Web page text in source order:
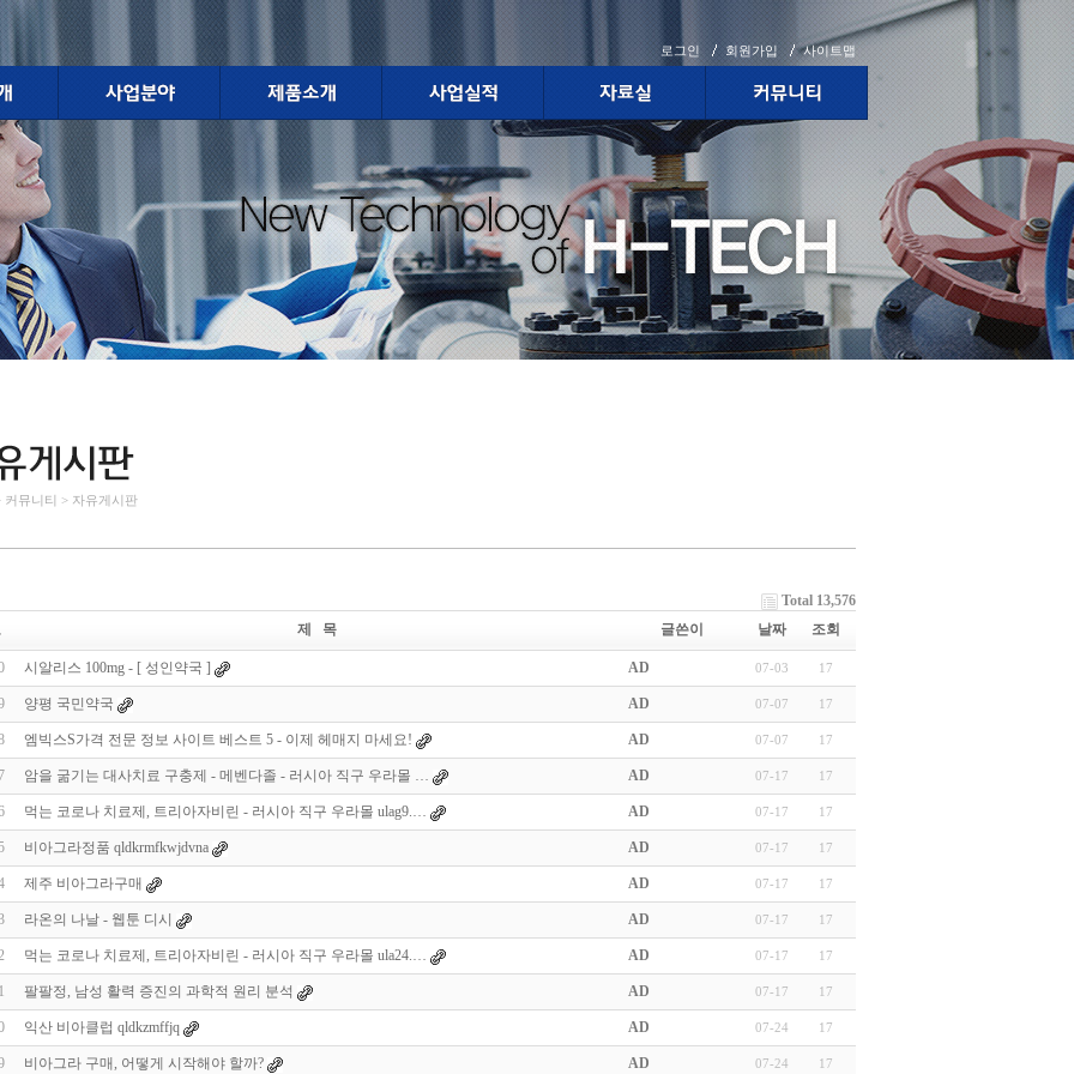
로그인 회원가입 사이트맵
커뮤니티 > 자유게시판
24
Total 13,576
제 목 글쓴이 날짜 조회
시알리스 100mg - [ 성인약국 ] AD 07-03 17
양평 국민약국 AD 07-07 17
엠빅스S가격 전문 정보 사이트 베스트 5 - 이제 헤매지 마세요! AD 07-07 17
암을 굶기는 대사치료 구충제 - 메벤다졸 - 러시아 직구 우라몰 … AD 07-17 17
먹는 코로나 치료제, 트리아자비린 - 러시아 직구 우라몰 ulag9.… AD 07-17 17
비아그라정품 qldkrmfkwjdvna AD 07-17 17
제주 비아그라구매 AD 07-17 17
라온의 나날 - 웹툰 디시 AD 07-17 17
먹는 코로나 치료제, 트리아자비린 - 러시아 직구 우라몰 ula24.… AD 07-17 17
팔팔정, 남성 활력 증진의 과학적 원리 분석 AD 07-17 17
익산 비아클럽 qldkzmffjq AD 07-24 17
비아그라 구매, 어떻게 시작해야 할까? AD 07-24 17